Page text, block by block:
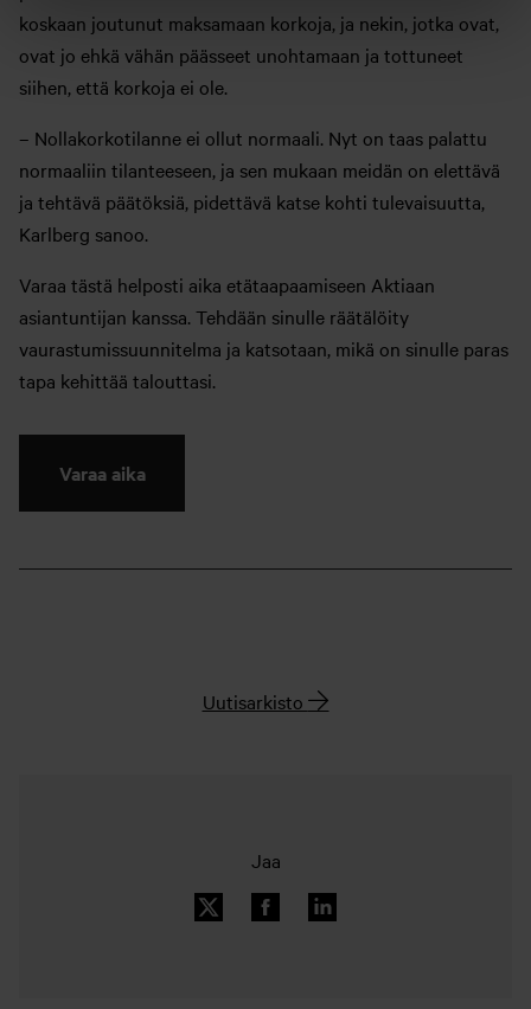
koskaan joutunut maksamaan korkoja, ja nekin, jotka ovat,
ovat jo ehkä vähän päässeet unohtamaan ja tottuneet
siihen, että korkoja ei ole.
– Nollakorkotilanne ei ollut normaali. Nyt on taas palattu
normaaliin tilanteeseen, ja sen mukaan meidän on elettävä
ja tehtävä päätöksiä, pidettävä katse kohti tulevaisuutta,
Karlberg sanoo.
Varaa tästä helposti aika etätaapaamiseen Aktiaan
asiantuntijan kanssa. Tehdään sinulle räätälöity
vaurastumissuunnitelma ja katsotaan, mikä on sinulle paras
tapa kehittää talouttasi.
Varaa aika
Uutisarkisto
Jaa